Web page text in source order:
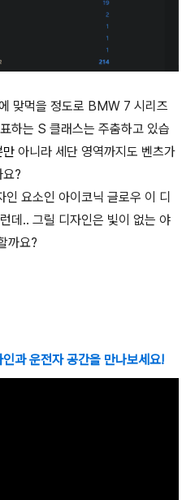
맞먹을 정도로 BMW 7 시리즈
하는 S 클래스는 주춤하고 있습
만 아니라 세단 영역까지도 벤츠가
?
인 요소인 아이코닉 글로우 이 디
데.. 그릴 디자인은 빛이 없는 야
까요?
과 운전자 공간을 만나보세요!